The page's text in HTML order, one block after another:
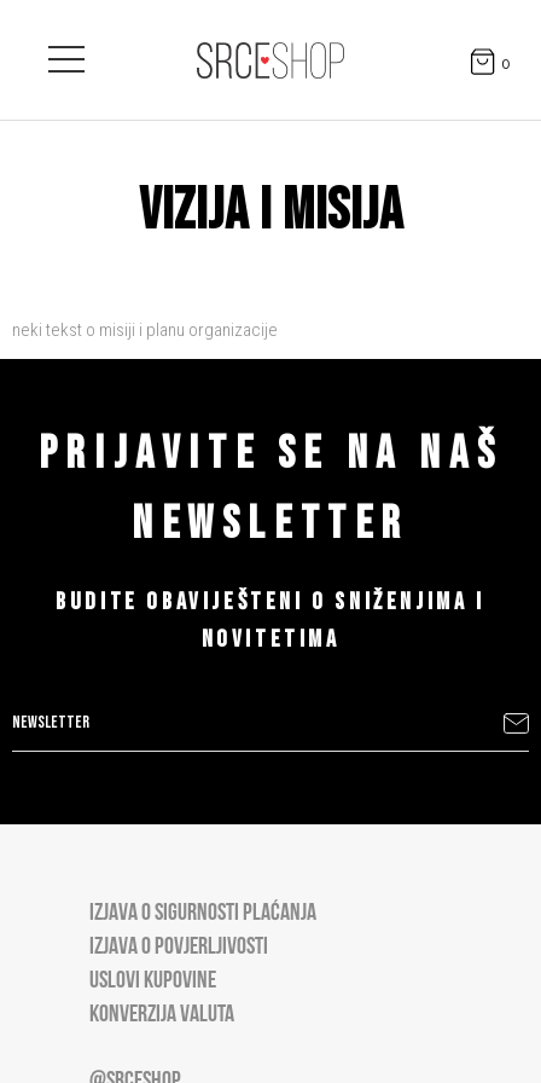
0
VIZIJA I MISIJA
neki tekst o misiji i planu organizacije
PRIJAVITE SE NA NAŠ
NEWSLETTER
BUDITE OBAVIJEŠTENI O SNIŽENJIMA I
NOVITETIMA
IZJAVA O SIGURNOSTI PLAĆANJA
IZJAVA O POVJERLJIVOSTI
USLOVI KUPOVINE
KONVERZIJA VALUTA